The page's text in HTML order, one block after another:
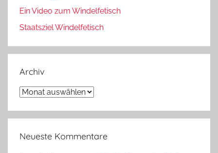
Ein Video zum Windelfetisch
Staatsziel Windelfetisch
Archiv
Archiv
Neueste Kommentare